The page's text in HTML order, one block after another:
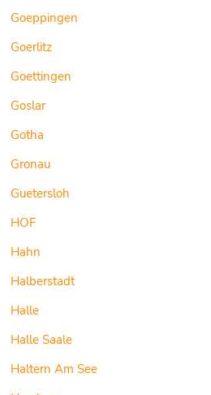
Goeppingen
Goerlitz
Goettingen
Goslar
Gotha
Gronau
Guetersloh
HOF
Hahn
Halberstadt
Halle
Halle Saale
Haltern Am See